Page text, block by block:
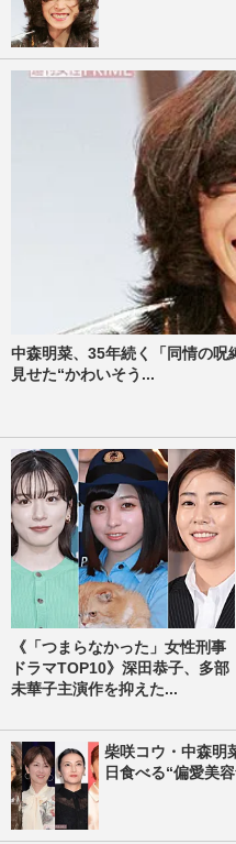
中森明菜、35年続く「同情の
見せた“かわいそう...
《「つまらなかった」女性刑事
ドラマTOP10》深田恭子、多部
未華子主演作を抑えた...
柴咲コウ・中森明
日食べる“偏愛美